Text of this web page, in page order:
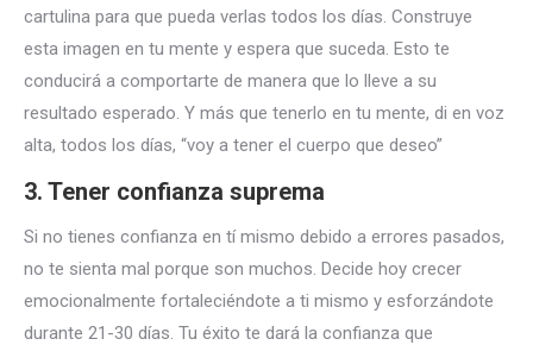
cartulina para que pueda verlas todos los días. Construye
esta imagen en tu mente y espera que suceda. Esto te
conducirá a comportarte de manera que lo lleve a su
resultado esperado. Y más que tenerlo en tu mente, di en voz
alta, todos los días, “voy a tener el cuerpo que deseo”
3. Tener confianza suprema
Si no tienes confianza en tí mismo debido a errores pasados,
no te sienta mal porque son muchos. Decide hoy crecer
emocionalmente fortaleciéndote a ti mismo y esforzándote
durante 21-30 días. Tu éxito te dará la confianza que